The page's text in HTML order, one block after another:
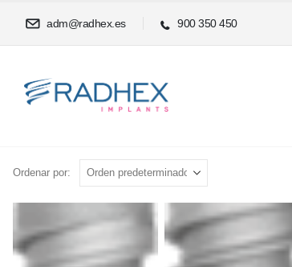
adm@radhex.es 900 350 450
Ordenar por: